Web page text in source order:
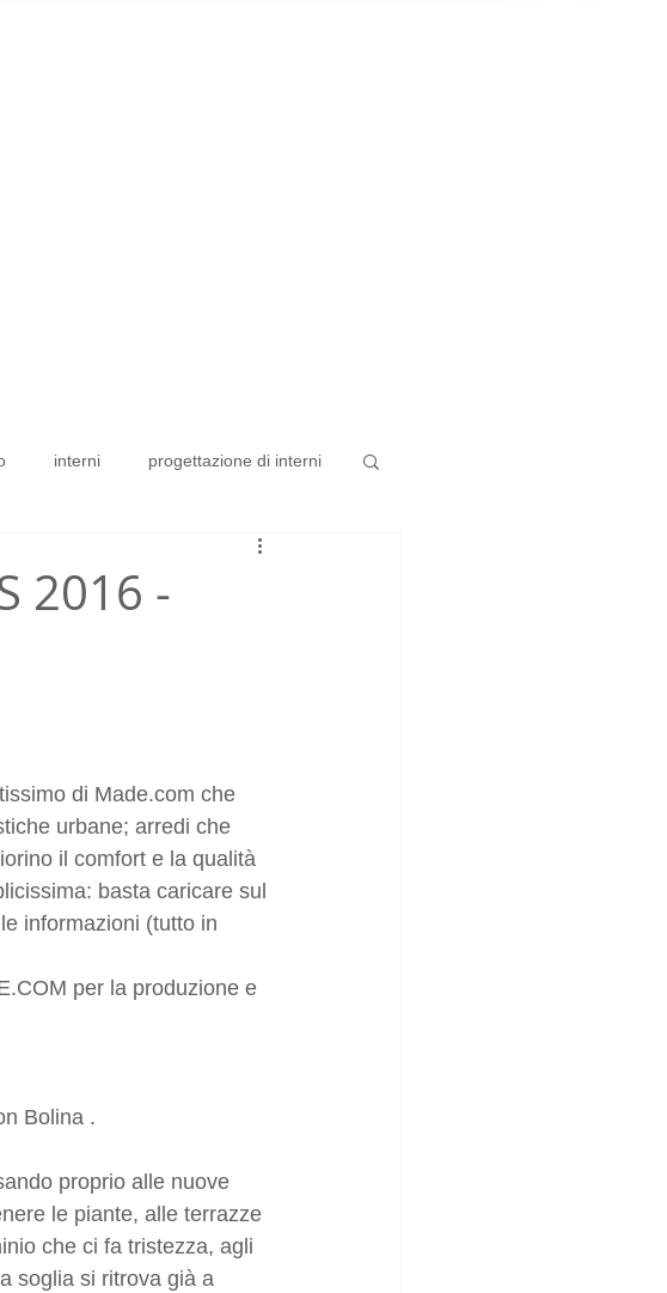
interni progettazione di interni
2016 -
di Made.com che
urbane; arredi che
il comfort e la qualità
basta caricare sul
informazioni (tutto in
per la produzione e
Bolina .
proprio alle nuove
le piante, alle terrazze
che ci fa tristezza, agli
soglia si ritrova già a